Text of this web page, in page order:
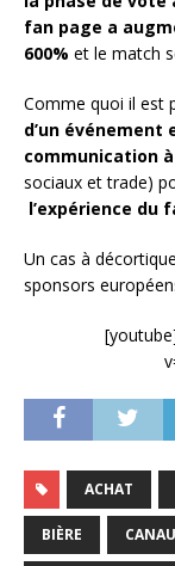
fan page a
600% et le match
Comme quoi il est
d’un événement
communication
sociaux et trade)
l’expérience du
Un cas à
sponsors
ACHAT
BIÈRE